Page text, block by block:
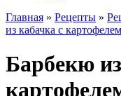
Главная » Рецепты »
из кабачка с картофелем
Барбекю